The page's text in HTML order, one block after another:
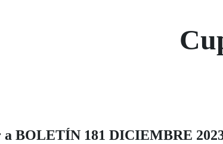
a BOLETÍN 181 DICIEMBRE